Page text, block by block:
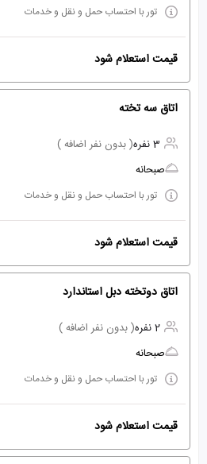
تور با احتساب حمل و نقل و خدمات
قیمت استعلام شود
اتاق سه تخته
3 نفره
( بدون نفر اضافه )
صبحانه
تور با احتساب حمل و نقل و خدمات
قیمت استعلام شود
اتاق دوتخته دبل استاندارد
2 نفره
( بدون نفر اضافه )
صبحانه
تور با احتساب حمل و نقل و خدمات
قیمت استعلام شود